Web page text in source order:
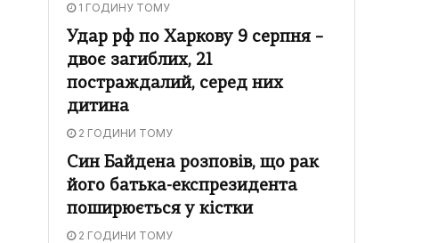
1 ГОДИНУ ТОМУ
Удар рф по Харкову 9 серпня –
двоє загиблих, 21
постраждалий, серед них
дитина
2 ГОДИНИ ТОМУ
Син Байдена розповів, що рак
його батька-експрезидента
поширюється у кістки
2 ГОДИНИ ТОМУ